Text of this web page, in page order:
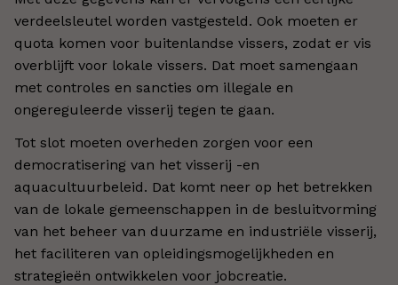
verdeelsleutel worden vastgesteld. Ook moeten er
quota komen voor buitenlandse vissers, zodat er vis
overblijft voor lokale vissers. Dat moet samengaan
met controles en sancties om illegale en
ongereguleerde visserij tegen te gaan.
Tot slot moeten overheden zorgen voor een
democratisering van het visserij -en
aquacultuurbeleid. Dat komt neer op het betrekken
van de lokale gemeenschappen in de besluitvorming
van het beheer van duurzame en industriële visserij,
het faciliteren van opleidingsmogelijkheden en
strategieën ontwikkelen voor jobcreatie.